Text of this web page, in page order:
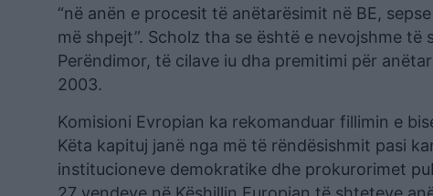
“në anën e procesit të anëtarësimit në BE,
më shpejt”. Scholz tha se është e nevojshme
Perëndimor, të cilave iu dha premitimi për
2003.
Komisioni Evropian ka rekomanduar fillimin e
Këta kapituj janë nga më të rëndësishmit pasi
institucioneve demokratike dhe prokurorimet